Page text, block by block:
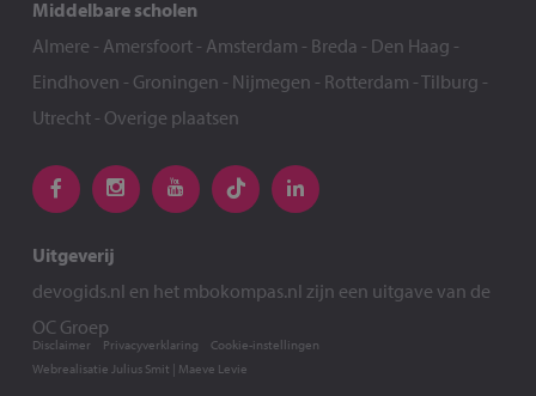
Middelbare scholen
Almere - Amersfoort- Amsterdam - Breda - Den Haag -
Eindhoven - Groningen - Nijmegen - Rotterdam -Tilburg -
Utrecht- Overige plaatsen
Uitgeverij
devogids.nl en het mbokompas.nl zijn een uitgave van de
OC Groep
Webrealisatie Julius Smit | Maeve Levie
Disclaimer Privacyverklaring Cookie-instellingen